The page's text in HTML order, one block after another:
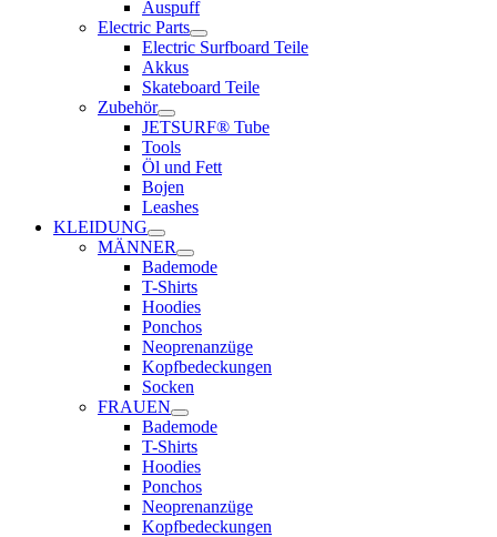
Auspuff
Electric Parts
Electric Surfboard Teile
Akkus
Skateboard Teile
Zubehör
JETSURF® Tube
Tools
Öl und Fett
Bojen
Leashes
KLEIDUNG
MÄNNER
Bademode
T-Shirts
Hoodies
Ponchos
Neoprenanzüge
Kopfbedeckungen
Socken
FRAUEN
Bademode
T-Shirts
Hoodies
Ponchos
Neoprenanzüge
Kopfbedeckungen